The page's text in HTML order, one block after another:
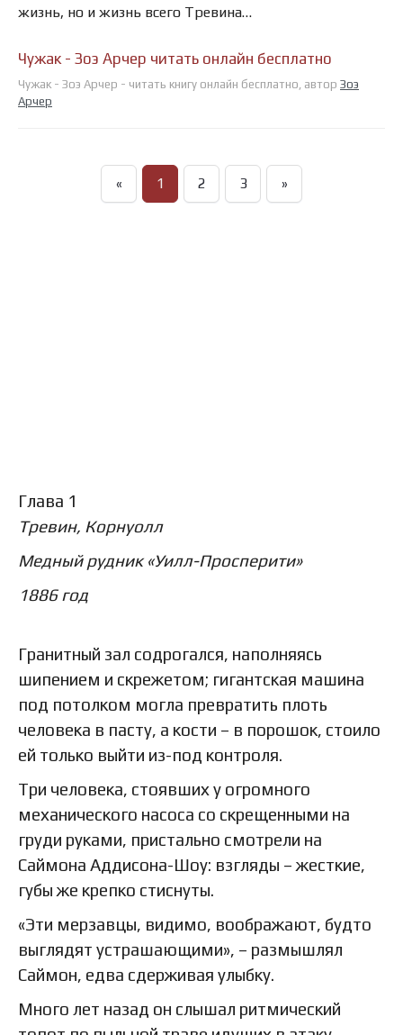
жизнь, но и жизнь всего Тревина…
Чужак - Зоэ Арчер читать онлайн бесплатно
Чужак - Зоэ Арчер - читать книгу онлайн бесплатно, автор Зоэ
Арчер
« 1 2 3 »
Глава 1
Тревин, Корнуолл
Медный рудник «Уилл-Просперити»
1886 год
Гранитный зал содрогался, наполняясь
шипением и скрежетом; гигантская машина
под потолком могла превратить плоть
человека в пасту, а кости – в порошок, стоило
ей только выйти из-под контроля.
Три человека, стоявших у огромного
механического насоса со скрещенными на
груди руками, пристально смотрели на
Саймона Аддисона-Шоу: взгляды – жесткие,
губы же крепко стиснуты.
«Эти мерзавцы, видимо, воображают, будто
выглядят устрашающими», – размышлял
Саймон, едва сдерживая улыбку.
Много лет назад он слышал ритмический